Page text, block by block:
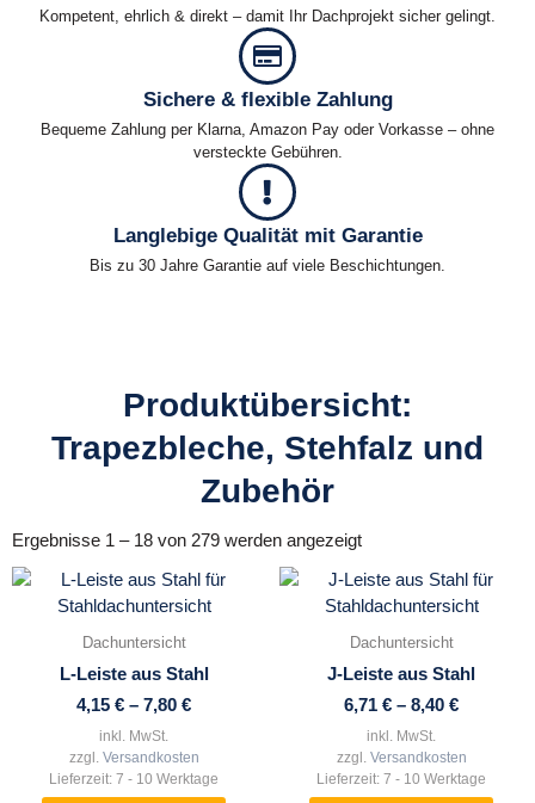
Kompetent, ehrlich & direkt – damit Ihr Dachprojekt sicher gelingt.
Sichere & flexible Zahlung
Bequeme Zahlung per Klarna, Amazon Pay oder Vorkasse – ohne
versteckte Gebühren.
Langlebige Qualität mit Garantie
Bis zu 30 Jahre Garantie auf viele Beschichtungen.
Produktübersicht:
Trapezbleche, Stehfalz und
Zubehör
Ergebnisse 1 – 18 von 279 werden angezeigtBeliebtheit
Dachuntersicht
L-Leiste aus Stahl
4,15 € – 7,80 €
inkl. MwSt.
zzgl. Versandkosten
Lieferzeit: 7 - 10 Werktage
Dieses
Produkt
Varianten
auf.
Die
Optionen
können
Dachuntersicht
J-Leiste aus Stahl
6,71 € – 8,40 €
inkl. MwSt.
zzgl. Versandkosten
Lieferzeit: 7 - 10 Werktage
Dieses
Produkt
Varianten
auf.
Die
Optionen
können